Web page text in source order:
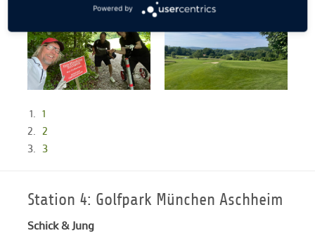
1
2
3
Station 4: Golfpark München Aschheim
Schick & Jung
Powered by